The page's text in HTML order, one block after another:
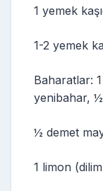
1 yemek
1-2 yemek
Baharatlar:
yenibahar, ½
½ demet
1 limon